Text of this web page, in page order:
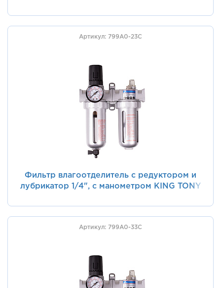
Артикул: 799A0-23C
Фильтр влагоотделитель с редуктором и
лубрикатор 1/4", с манометром KING TONY
Артикул: 799A0-33C